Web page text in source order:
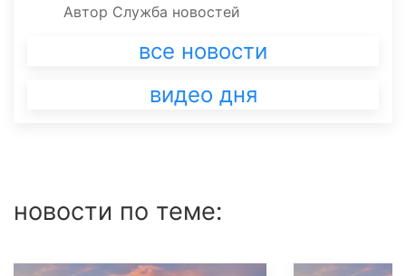
Автор Служба новостей
все новости
видео дня
новости по теме: